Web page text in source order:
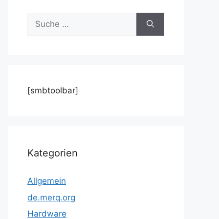
Suche
nach:
[smbtoolbar]
Kategorien
Allgemein
de.merq.org
Hardware